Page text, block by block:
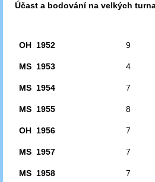
Účast a bodování na velkých
OH 1952 9
MS 1953 4
MS 1954 7
MS 1955 8
OH 1956 7
MS 1957 7
MS 1958 7